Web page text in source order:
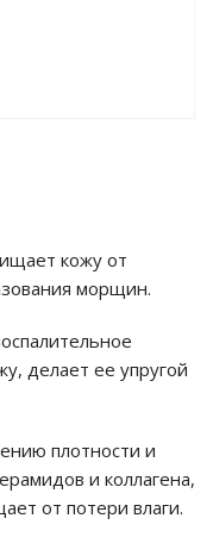
кожу от
морщин.
делает ее упругой
плотности и
и коллагена,
от потери влаги.